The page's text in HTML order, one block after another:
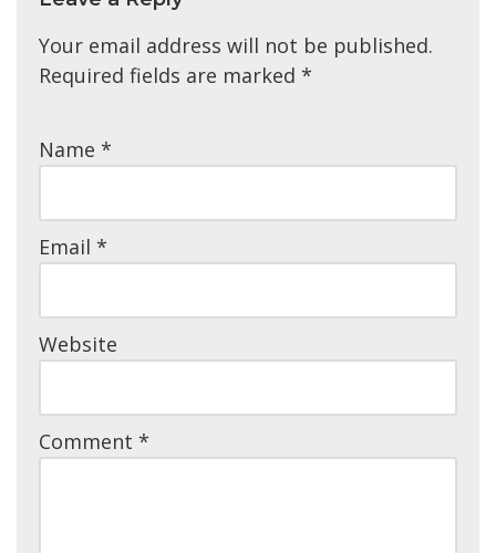
Your email address will not be published.
Required fields are marked *
Name *
Email *
Website
Comment *